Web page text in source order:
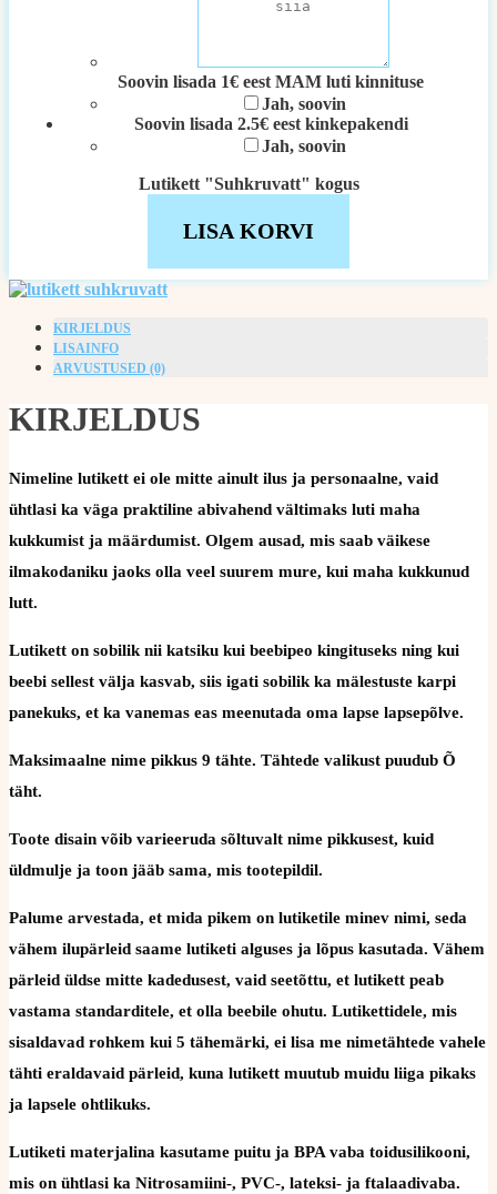
Soovin lisada 1€ eest MAM luti kinnituse
Jah, soovin
Soovin lisada 2.5€ eest kinkepakendi
Jah, soovin
Lutikett "Suhkruvatt" kogus
LISA KORVI
KIRJELDUS
LISAINFO
ARVUSTUSED (0)
KIRJELDUS
Nimeline lutikett ei ole mitte ainult ilus ja personaalne, vaid
ühtlasi ka väga praktiline abivahend vältimaks luti maha
kukkumist ja määrdumist. Olgem ausad, mis saab väikese
ilmakodaniku jaoks olla veel suurem mure, kui maha kukkunud
lutt.
Lutikett on sobilik nii katsiku kui beebipeo kingituseks ning kui
beebi sellest välja kasvab, siis igati sobilik ka mälestuste karpi
panekuks, et ka vanemas eas meenutada oma lapse lapsepõlve.
Maksimaalne nime pikkus 9 tähte. Tähtede valikust puudub Õ
täht.
Toote disain võib varieeruda sõltuvalt nime pikkusest, kuid
üldmulje ja toon jääb sama, mis tootepildil.
Palume arvestada, et mida pikem on lutiketile minev nimi, seda
vähem ilupärleid saame lutiketi alguses ja lõpus kasutada. Vähem
pärleid üldse mitte kadedusest, vaid seetõttu, et lutikett peab
vastama standarditele, et olla beebile ohutu. Lutikettidele, mis
sisaldavad rohkem kui 5 tähemärki, ei lisa me nimetähtede vahele
tähti eraldavaid pärleid, kuna lutikett muutub muidu liiga pikaks
ja lapsele ohtlikuks.
Lutiketi materjalina kasutame puitu ja BPA vaba toidusilikooni,
mis on ühtlasi ka Nitrosamiini-, PVC-, lateksi- ja ftalaadivaba.